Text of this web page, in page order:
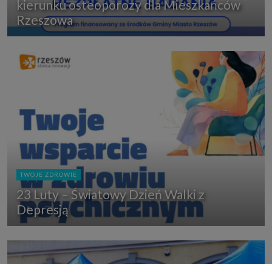
kierunku osteoporozy dla Mieszkańców
Rzeszowa
TWOJE ZDROWIE
23 Luty – Światowy Dzień Walki z
Depresją